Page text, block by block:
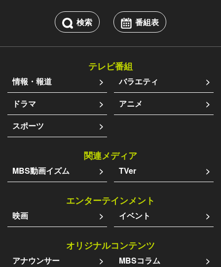
検索 番組表
テレビ番組
情報・報道
バラエティ
ドラマ
アニメ
スポーツ
関連メディア
MBS動画イズム TVer
エンターテインメント
映画 イベント
オリジナルコンテンツ
アナウンサー MBSコラム